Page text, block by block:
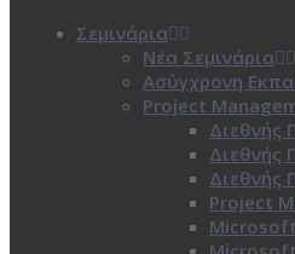
Σεμινάρια
Νέα Σεμινάρια
Ασύγχρονη
Project
Διεθνής
Διεθνής
Διεθνής
Project